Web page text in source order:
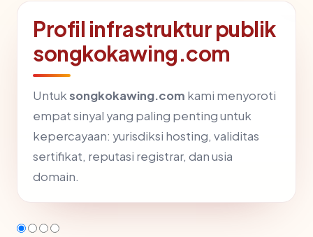
Profil infrastruktur publik
songkokawing.com
Untuksongkokawing.com kami menyoroti
empat sinyal yang paling penting untuk
kepercayaan: yurisdiksi hosting, validitas
sertifikat, reputasi registrar, dan usia
domain.